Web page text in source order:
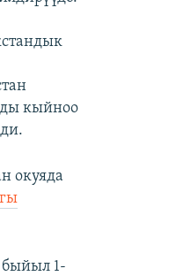
кыйноо
окуяда
1-